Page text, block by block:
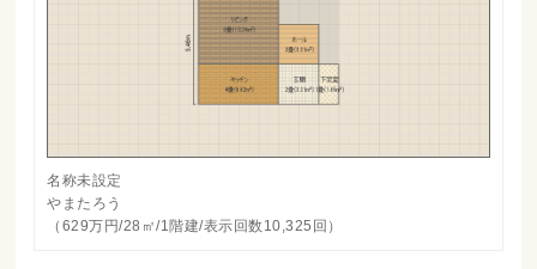
名称未設定
やまたろう
（629万円/28㎡/1階建/表示回数10,325回）